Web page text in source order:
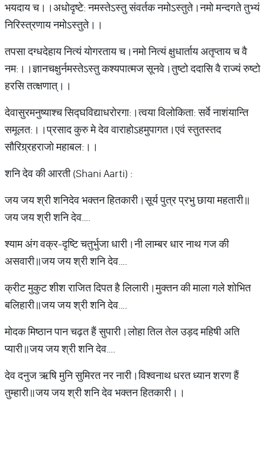
भयदाय च।।अधोदृष्टे: नमस्तेऽस्तु संवर्तक नमोऽस्तुते।नमो मन्दगते तुभ्यं
निरिस्त्रणाय नमोऽस्तुते।।
तपसा दग्धदेहाय नित्यं योगरताय च।नमो नित्यं क्षुधार्ताय अतृप्ताय च वै
नम:।।ज्ञानचक्षुर्नमस्तेऽस्तु कश्यपात्मज सूनवे।तुष्टो ददासि वै राज्यं रुष्टो
हरसि तत्क्षणात्।।
देवासुरमनुष्याश्च सिद्घविद्याधरोरगा:।त्वया विलोकिता: सर्वे नाशंयान्ति
समूलत:।।प्रसाद कुरु मे देव वाराहोऽहमुपागत।एवं स्तुतस्तद
सौरिग्र्रहराजो महाबल:।।
शनि देव की आरती (Shani Aarti) :
जय जय श्री शनिदेव भक्तन हितकारी।सूर्य पुत्र प्रभु छाया महतारी॥
जय जय श्री शनि देव….
श्याम अंग वक्र-दृ‍ष्टि चतुर्भुजा धारी।नी लाम्बर धार नाथ गज की
असवारी॥जय जय श्री शनि देव….
क्रीट मुकुट शीश राजित दिपत है लिलारी।मुक्तन की माला गले शोभित
बलिहारी॥जय जय श्री शनि देव….
मोदक मिष्ठान पान चढ़त हैं सुपारी।लोहा तिल तेल उड़द महिषी अति
प्यारी॥जय जय श्री शनि देव….
देव दनुज ऋषि मुनि सुमिरत नर नारी।विश्वनाथ धरत ध्यान शरण हैं
तुम्हारी॥जय जय श्री शनि देव भक्तन हितकारी।।